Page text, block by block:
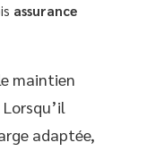
assurance
maintien
adaptée,